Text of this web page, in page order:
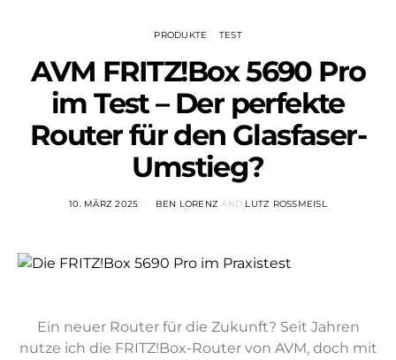
PRODUKTE TEST
AVM FRITZ!Box 5690 Pro
im Test – Der perfekte
Router für den Glasfaser-
Umstieg?
10. MÄRZ 2025 BEN LORENZ AND LUTZ ROSSMEISL
Ein neuer Router für die Zukunft? Seit Jahren
nutze ich die FRITZ!Box-Router von AVM, doch mit